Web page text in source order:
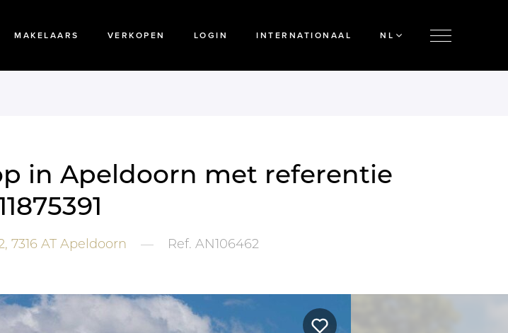
MAKELAARS VERKOPEN LOGIN INTERNATIONAAL NL
in Apeldoorn met referentie
7316 AT Apeldoorn — Ref. AN106462